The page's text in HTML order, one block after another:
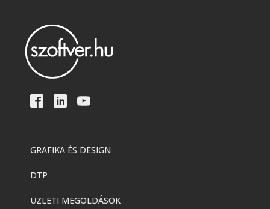
GRAFIKA ÉS DESIGN
DTP
ÜZLETI MEGOLDÁSOK